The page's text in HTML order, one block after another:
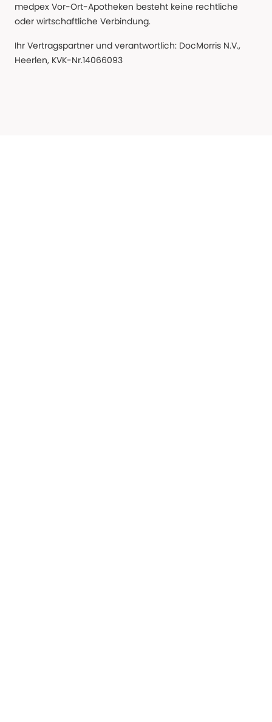
medpex Vor-Ort-Apotheken besteht keine rechtliche
oder wirtschaftliche Verbindung.
Ihr Vertragspartner und verantwortlich: DocMorris N.V.,
Heerlen, KVK-Nr.14066093